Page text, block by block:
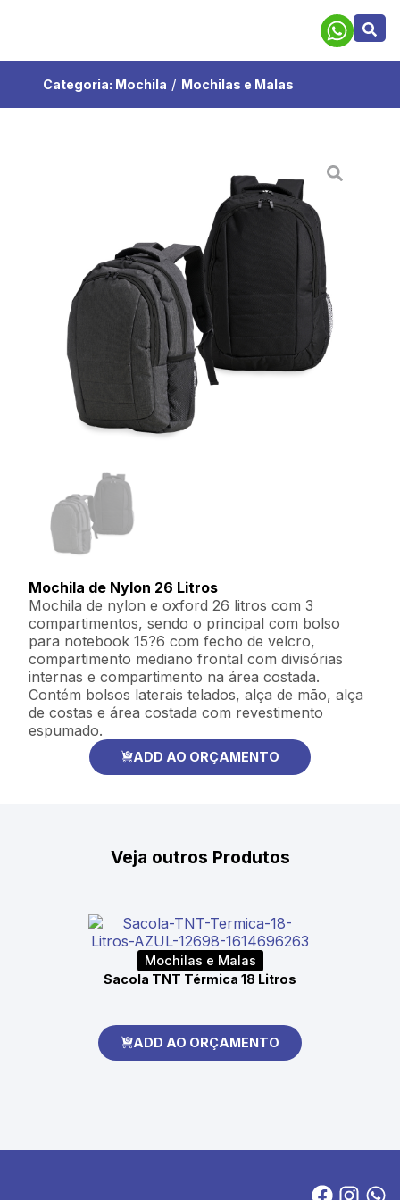
Categoria: Mochila / Mochilas e Malas
Mochila de Nylon 26 Litros
Mochila de nylon e oxford 26 litros com 3
compartimentos, sendo o principal com bolso
para notebook 15?6 com fecho de velcro,
compartimento mediano frontal com divisórias
internas e compartimento na área costada.
Contém bolsos laterais telados, alça de mão, alça
de costas e área costada com revestimento
espumado.
ADD AO ORÇAMENTO
Veja outros Produtos
Mochilas e Malas
Sacola TNT Térmica 18 Litros
ADD AO ORÇAMENTO